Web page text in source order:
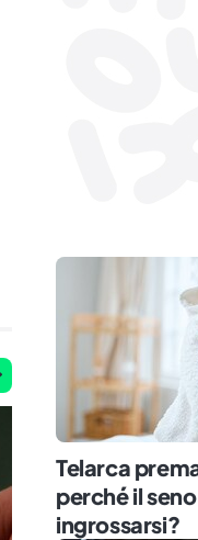
Telarca
perché il
ingrossarsi?